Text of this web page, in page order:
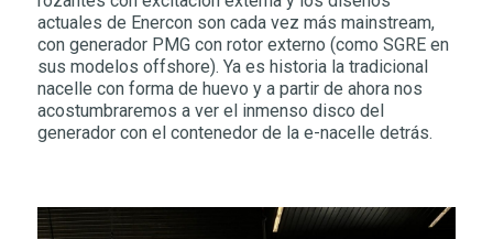
actuales de Enercon son cada vez más mainstream,
con generador PMG con rotor externo (como SGRE en
sus modelos offshore). Ya es historia la tradicional
nacelle con forma de huevo y a partir de ahora nos
acostumbraremos a ver el inmenso disco del
generador con el contenedor de la e-nacelle detrás.